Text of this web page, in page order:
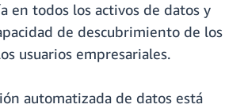
en todos los activos de datos y
de descubrimiento de los
usuarios empresariales.
automatizada de datos está